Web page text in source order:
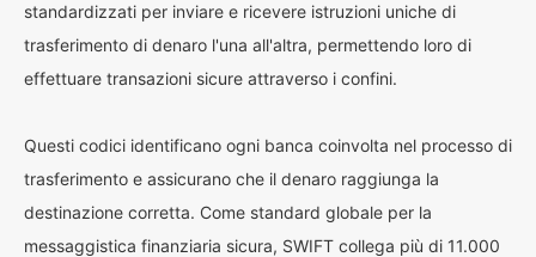
standardizzati per inviare e ricevere istruzioni uniche di
trasferimento di denaro l'una all'altra, permettendo loro di
effettuare transazioni sicure attraverso i confini.
Questi codici identificano ogni banca coinvolta nel processo di
trasferimento e assicurano che il denaro raggiunga la
destinazione corretta. Come standard globale per la
messaggistica finanziaria sicura, SWIFT collega più di 11.000